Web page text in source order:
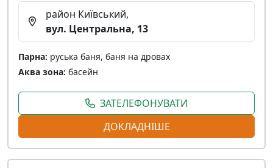
район Київський,
вул. Центральна, 13
Парна: руська баня, баня на дровах
Аква зона: басейн
ЗАТЕЛЕФОНУВАТИ
ДОКЛАДНІШЕ